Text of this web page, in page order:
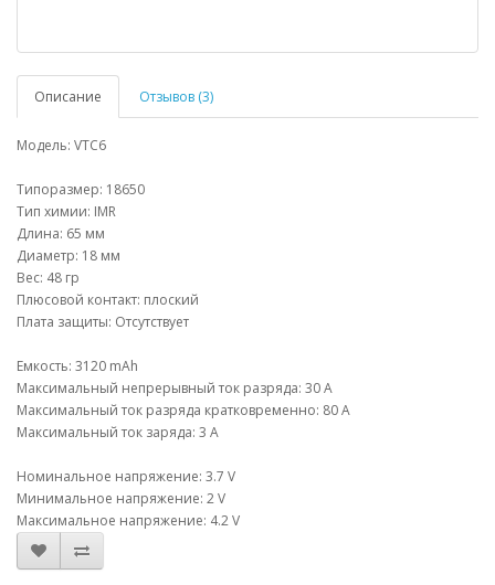
Описание Отзывов (3)
Модель: VTC6
Типоразмер: 18650
Тип химии: IMR
Длина: 65 мм
Диаметр: 18 мм
Вес: 48 гр
Плюсовой контакт: плоский
Плата защиты: Отсутствует
Емкость: 3120 mAh
Максимальный непрерывный ток разряда: 30 A
Максимальный ток разряда кратковременно: 80 A
Максимальный ток заряда: 3 A
Номинальное напряжение: 3.7 V
Минимальное напряжение: 2 V
Максимальное напряжение: 4.2 V